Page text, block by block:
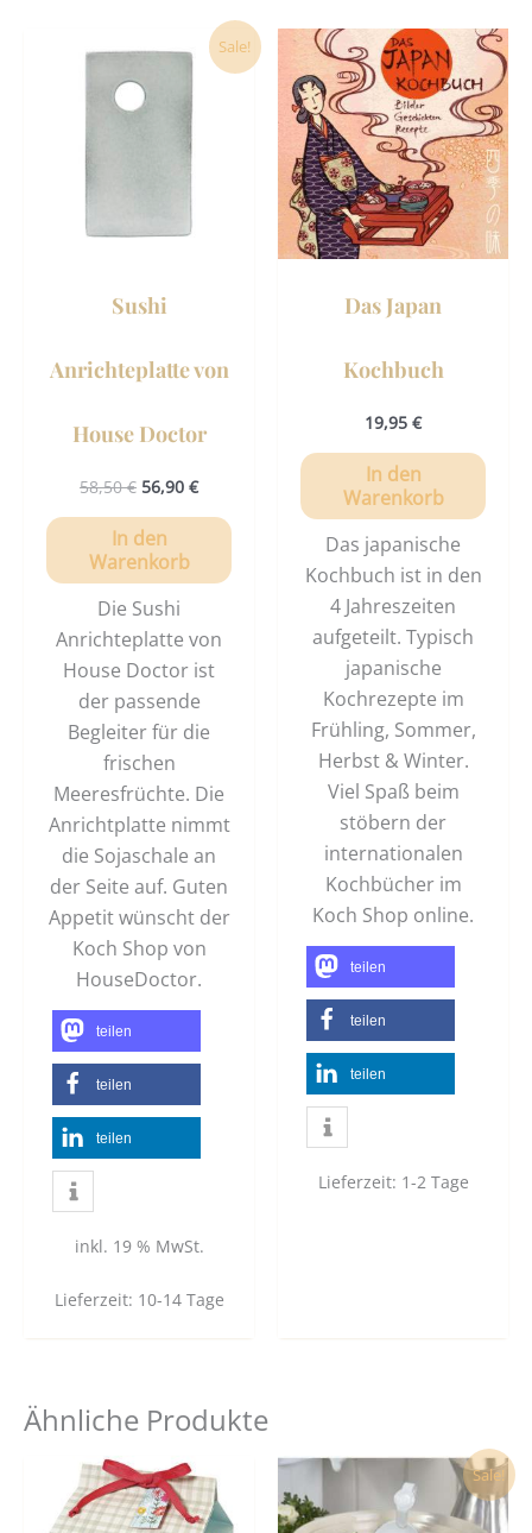
Sale!
Sushi
Anrichteplatte von
House Doctor
58,50€
Ursprünglicher
Preis
war:
58,50 €
56,90 €
Aktueller
Preis
In den
Warenkorb
Die Sushi
Anrichteplatte von
House Doctor ist
der passende
Begleiter für die
frischen
Meeresfrüchte. Die
Anrichtplatte nimmt
die Sojaschale an
der Seite auf. Guten
Appetit wünscht der
Koch Shop von
HouseDoctor.
teilen
teilen
teilen
inkl. 19 % MwSt.
Lieferzeit: 10-14 Tage
Das Japan
Kochbuch
19,95 €
In den
Warenkorb
Das japanische
Kochbuch ist in den
4 Jahreszeiten
aufgeteilt. Typisch
japanische
Kochrezepte im
Frühling, Sommer,
Herbst & Winter.
Viel Spaß beim
stöbern der
internationalen
Kochbücher im
Koch Shop online.
teilen
teilen
teilen
Lieferzeit: 1-2 Tage
Ähnliche Produkte
Sale!
Ursprünglicher
Preis
war:
Aktueller
Preis
ist: